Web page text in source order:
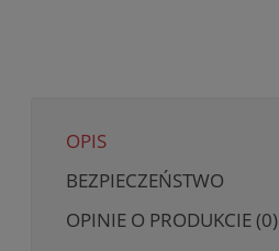
OPIS
BEZPIECZEŃSTWO
OPINIE O PRODUKCIE (0)